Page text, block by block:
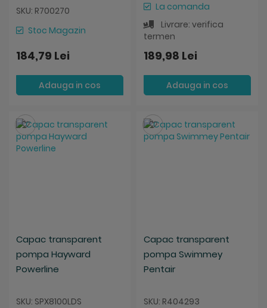
SKU: R700270
Stoc Magazin
184,79 Lei
Adauga in cos
La comanda
Livrare: verifica
termen
189,98 Lei
Adauga in cos
Capac transparent
pompa Hayward
Powerline
SKU: SPX8100LDS
Salveaza
Capac transparent
pompa Swimmey
Pentair
SKU: R404293
Salveaza